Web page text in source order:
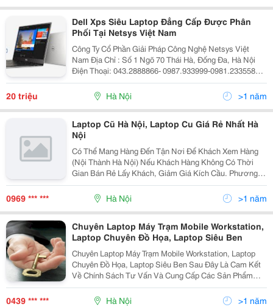
Dell Xps Siêu Laptop Đẳng Cấp Được Phân
Phối Tại Netsys Việt Nam
Công Ty Cổ Phần Giải Pháp Công Nghệ Netsys Việt
Nam Địa Chỉ : Số 1 Ngõ 70 Thái Hà, Đống Đa, Hà Nội
Điện Thoại: 043.2888866- 0987.933999-0981.233558
Email: Vietanh @Netsys.vn Website: Http://Netsys.vn
Cung Cấp Giải Pháp, Thiết Bị Công Nghệ Thông Tin M
20 triệu Hà Nội >1 năm
Laptop Cũ Hà Nội, Laptop Cu Giá Rẻ Nhất Hà
Nội
Có Thể Mang Hàng Đến Tận Nơi Để Khách Xem Hàng
(Nội Thành Hà Nội) Nếu Khách Hàng Không Có Thời
Gian Bán Rẻ Lấy Khách, Giảm Giá Kích Cầu. Phương
Châm Làm Việc: &Quot;Nếu Các Bạn Search Các Mã
Hàng Ở Đâu Rẻ Hơn Chúng Tôi Bù Chênh Lệch Gấp
Đôi&Quot;. Để Các Bạ
0969 *** *** Hà Nội >1 năm
Chuyên Laptop Máy Trạm Mobile Workstation,
Laptop Chuyên Đồ Họa, Laptop Siêu Ben
Chuyên Laptop Máy Trạm Mobile Workstation, Laptop
Chuyên Đồ Họa, Laptop Siêu Ben Sau Đây Là Cam Kết
Về Chính Sách Tư Vấn Và Cung Cấp Các Sản Phẩm
Của Công Ty Máy Tính Thái Vinh 1 . Việc Tư Vấn Là
0439 *** *** Hà Nội >1 năm